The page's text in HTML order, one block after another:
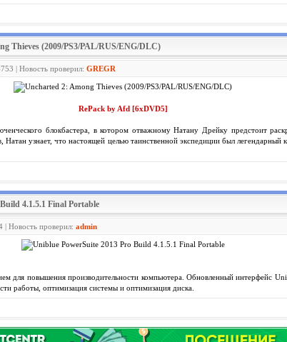
Thieves (2009/PS3/PAL/RUS/ENG/DLC)
| Новость проверил: GREGR
RePack by Afd [6xDVD5]
блокбастера, в котором отважному Натану Дрейку предстоит
узнает, что настоящей целью таинственной экспедиции был легендарный
4.1.5.1 Final Portable
| Новость проверил: admin
для повышения производительности компьютера. Обновленный интерфейс
работы, оптимизация системы и оптимизация диска.